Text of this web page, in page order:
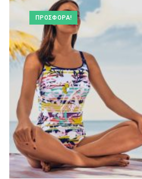
ΠΡΟΣΦΟΡΆ!